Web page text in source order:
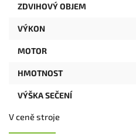
ZDVIHOVÝ OBJEM
VÝKON
MOTOR
HMOTNOST
VÝŠKA SEČENÍ
V ceně stroje